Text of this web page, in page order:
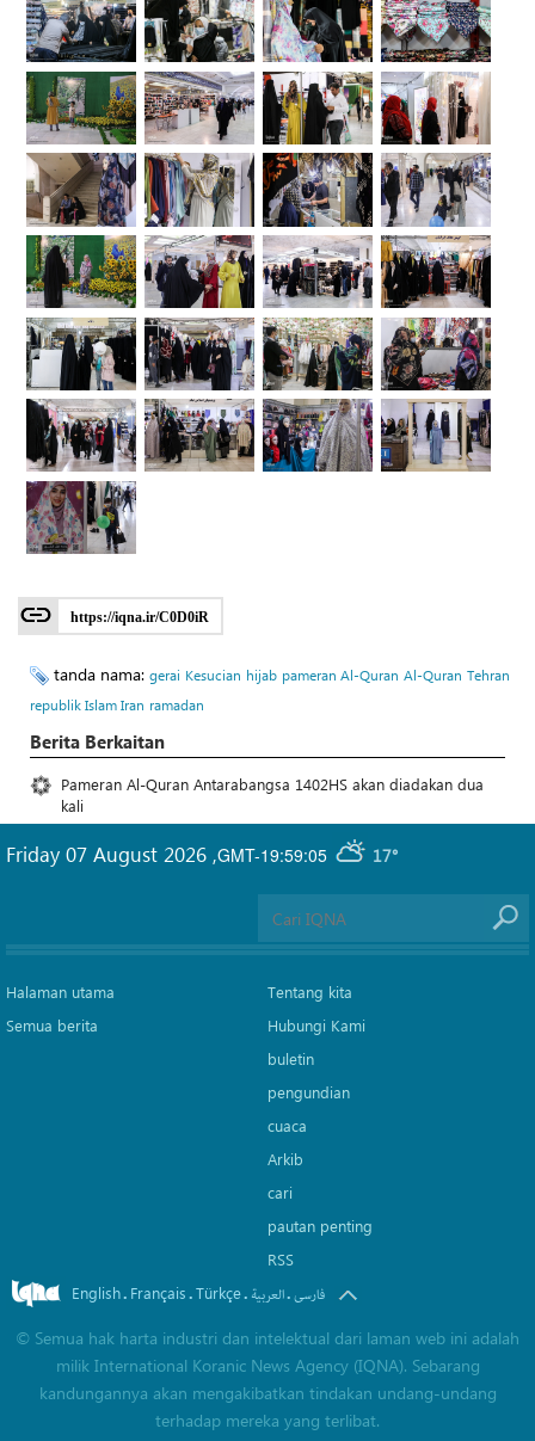
https://iqna.ir/C0D0iR
tanda nama: gerai Kesucian hijab pameran Al-Quran Al-Quran Tehran
republik Islam Iran ramadan
Berita Berkaitan
Pameran Al-Quran Antarabangsa 1402HS akan diadakan dua
kali
GMT-19:59:05 17°
Friday 07 August 2026 ,
Halaman utama
Semua berita
Tentang kita
Hubungi Kami
buletin
pengundian
cuaca
Arkib
cari
pautan penting
RSS
English. Français.Türkçe. العربیة.فارسی
© Semua hak harta industri dan intelektual dari laman web ini adalah
milik International Koranic News Agency (IQNA). Sebarang
kandungannya akan mengakibatkan tindakan undang-undang
terhadap mereka yang terlibat.